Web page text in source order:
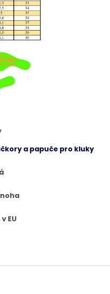
a papuče pro kluky
EU